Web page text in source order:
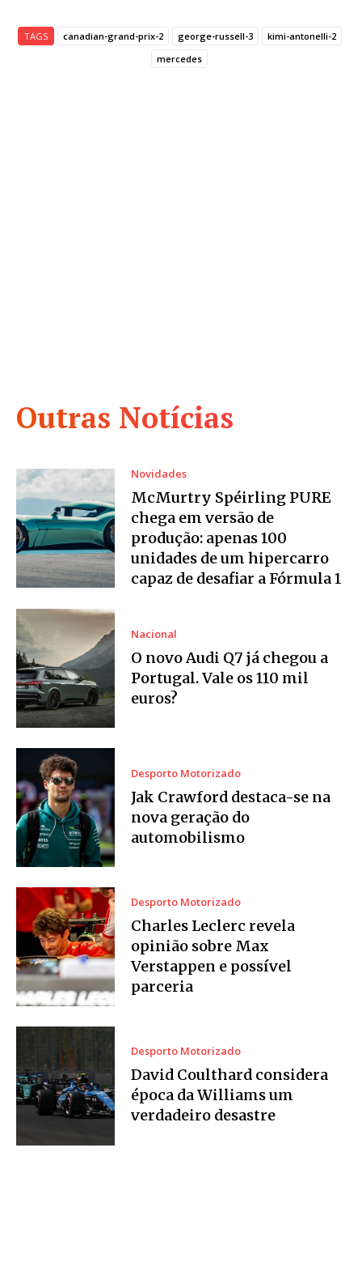
Outras Notícias
Novidades
McMurtry Spéirling PURE
chega em versão de
produção: apenas 100
unidades de um hipercarro
capaz de desafiar a Fórmula 1
Nacional
O novo Audi Q7 já chegou a
Portugal. Vale os 110 mil
euros?
Desporto Motorizado
Jak Crawford destaca-se na
nova geração do
automobilismo
Desporto Motorizado
Charles Leclerc revela
opinião sobre Max
Verstappen e possível
parceria
Desporto Motorizado
David Coulthard considera
época da Williams um
verdadeiro desastre
TAGS canadian-grand-prix-2 george-russell-3
kimi-antonelli-2
mercedes